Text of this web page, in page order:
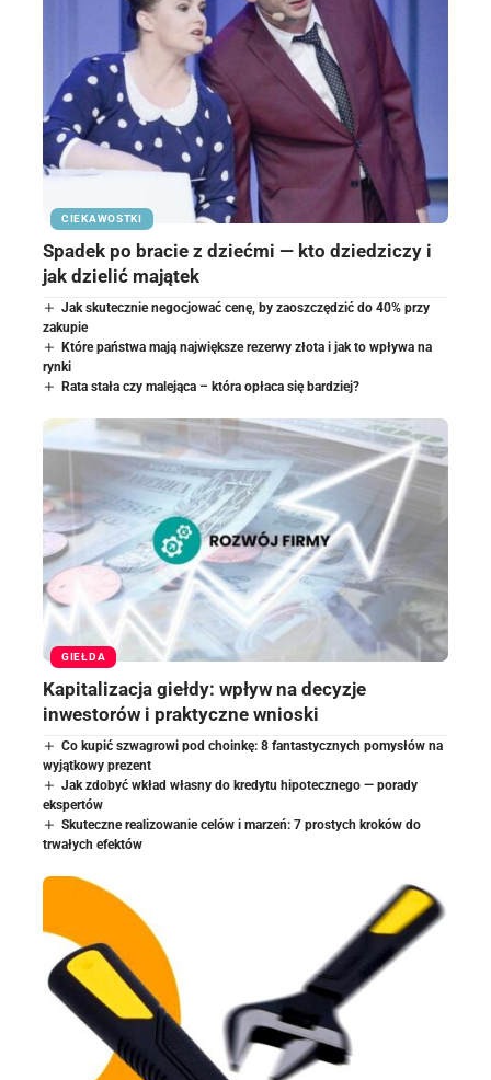
CIEKAWOSTKI
Spadek po bracie z dziećmi — kto dziedziczy i
jak dzielić majątek
Jak skutecznie negocjować cenę, by zaoszczędzić do 40% przy
zakupie
Które państwa mają największe rezerwy złota i jak to wpływa na
rynki
Rata stała czy malejąca – która opłaca się bardziej?
GIEŁDA
Kapitalizacja giełdy: wpływ na decyzje
inwestorów i praktyczne wnioski
Co kupić szwagrowi pod choinkę: 8 fantastycznych pomysłów na
wyjątkowy prezent
Jak zdobyć wkład własny do kredytu hipotecznego — porady
ekspertów
Skuteczne realizowanie celów i marzeń: 7 prostych kroków do
trwałych efektów